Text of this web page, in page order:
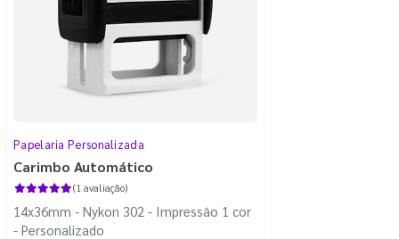
Papelaria Personalizada
Carimbo Automático
(1 avaliação)
14x36mm - Nykon 302 - Impressão 1 cor
- Personalizado